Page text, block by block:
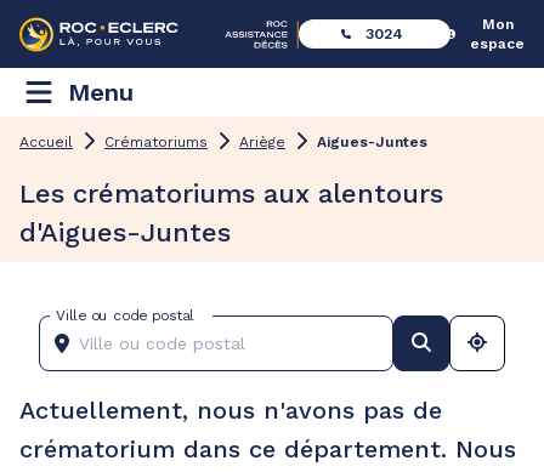
3024
Mon
espace
Menu
Accueil Crématoriums Ariège Aigues-Juntes
Les crématoriums aux alentours
d'Aigues-Juntes
Ville ou code postal
Actuellement, nous n'avons pas de
crématorium dans ce département. Nous